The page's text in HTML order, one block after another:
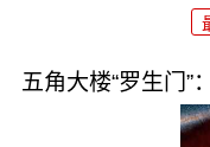
五角大楼“罗生门”